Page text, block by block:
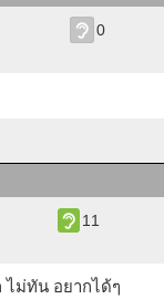
0
11
ไม่ทัน อยากได้ๆ